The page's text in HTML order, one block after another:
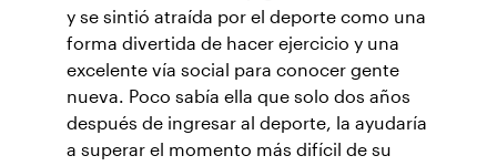
y se sintió atraída por el deporte como una
forma divertida de hacer ejercicio y una
excelente vía social para conocer gente
nueva. Poco sabía ella que solo dos años
después de ingresar al deporte, la ayudaría
a superar el momento más difícil de su